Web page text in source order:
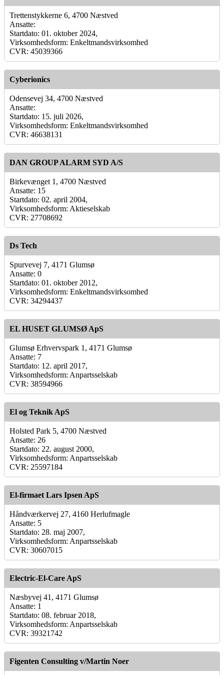
Trettenstykkerne 6, 4700 Næstved
Ansatte:
Startdato: 01. oktober 2024,
Virksomhedsform: Enkeltmandsvirksomhed
CVR: 45039366
Cyberionics
Odensevej 34, 4700 Næstved
Ansatte:
Startdato: 15. juli 2026,
Virksomhedsform: Enkeltmandsvirksomhed
CVR: 46638131
DAN GROUP ALARM SYD A/S
Birkevænget 1, 4700 Næstved
Ansatte: 15
Startdato: 02. april 2004,
Virksomhedsform: Aktieselskab
CVR: 27708692
Ds Tech
Spurvevej 7, 4171 Glumsø
Ansatte: 0
Startdato: 01. oktober 2012,
Virksomhedsform: Enkeltmandsvirksomhed
CVR: 34294437
EL HUSET GLUMSØ ApS
Glumsø Erhvervspark 1, 4171 Glumsø
Ansatte: 7
Startdato: 12. april 2017,
Virksomhedsform: Anpartsselskab
CVR: 38594966
El og Teknik ApS
Holsted Park 5, 4700 Næstved
Ansatte: 26
Startdato: 22. august 2000,
Virksomhedsform: Anpartsselskab
CVR: 25597184
El-firmaet Lars Ipsen ApS
Håndværkervej 27, 4160 Herlufmagle
Ansatte: 5
Startdato: 28. maj 2007,
Virksomhedsform: Anpartsselskab
CVR: 30607015
Electric-El-Care ApS
Næsbyvej 41, 4171 Glumsø
Ansatte: 1
Startdato: 08. februar 2018,
Virksomhedsform: Anpartsselskab
CVR: 39321742
Figenten Consulting v/Martin Noer